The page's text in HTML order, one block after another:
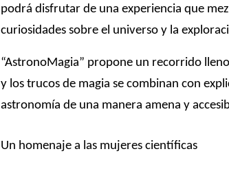
podrá disfrutar de una experiencia que
curiosidades sobre el universo y la
“AstronoMagia” propone un recorrido
y los trucos de magia se combinan con
astronomía de una manera amena y
Un homenaje a las mujeres científicas